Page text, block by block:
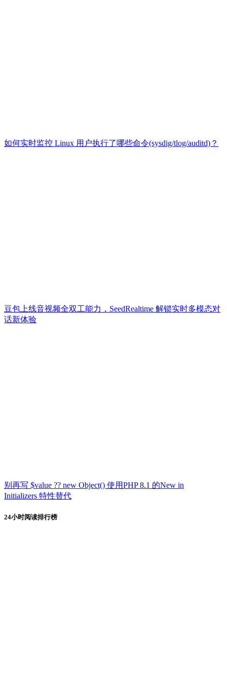
如何实时监控 Linux 用户执行了哪些命令(sysdig/tlog/auditd)？
豆包上线音视频全双工能力，SeedRealtime 解锁实时多模态对
话新体验
别再写 $value ?? new Object() 使用PHP 8.1 的New in
Initializers 特性替代
24小时阅读排行榜